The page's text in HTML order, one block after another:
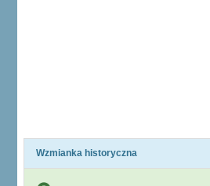
Wzmianka historyczna